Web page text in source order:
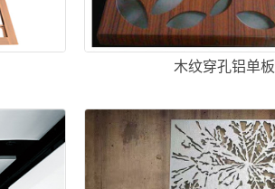
木纹穿孔铝单板